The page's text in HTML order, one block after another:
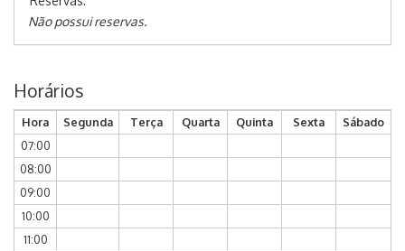
Não possui reservas.
Horários
Hora Segunda Terça Quarta Quinta Sexta
Sábado
07:00
08:00
09:00
10:00
11:00